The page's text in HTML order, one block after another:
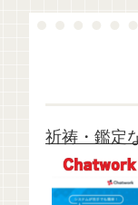
祈祷・鑑定